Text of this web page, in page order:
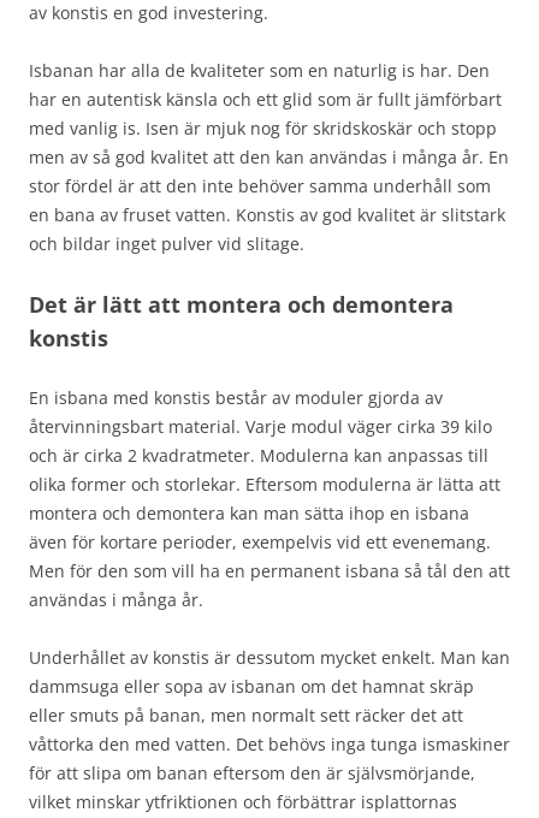
av konstis en god investering.
Isbanan har alla de kvaliteter som en naturlig is har. Den
har en autentisk känsla och ett glid som är fullt jämförbart
med vanlig is. Isen är mjuk nog för skridskoskär och stopp
men av så god kvalitet att den kan användas i många år. En
stor fördel är att den inte behöver samma underhåll som
en bana av fruset vatten. Konstis av god kvalitet är slitstark
och bildar inget pulver vid slitage.
Det är lätt att montera och demontera
konstis
En isbana med konstis består av moduler gjorda av
återvinningsbart material. Varje modul väger cirka 39 kilo
och är cirka 2 kvadratmeter. Modulerna kan anpassas till
olika former och storlekar. Eftersom modulerna är lätta att
montera och demontera kan man sätta ihop en isbana
även för kortare perioder, exempelvis vid ett evenemang.
Men för den som vill ha en permanent isbana så tål den att
användas i många år.
Underhållet av konstis är dessutom mycket enkelt. Man kan
dammsuga eller sopa av isbanan om det hamnat skräp
eller smuts på banan, men normalt sett räcker det att
våttorka den med vatten. Det behövs inga tunga ismaskiner
för att slipa om banan eftersom den är självsmörjande,
vilket minskar ytfriktionen och förbättrar isplattornas